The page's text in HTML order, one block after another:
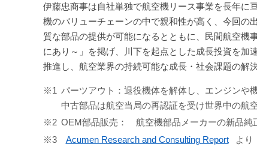
伊藤忠商事は自社単独で航空機リース事業を長年に
機のバリューチェーンの中で親和性が高く、今回の
質な部品の提供が可能になるとともに、民間航空機
にあり～」を掲げ、川下を起点とした成長投資を加
推進し、航空業界の持続可能な成長・社会課題の解
※1 パーツアウト：退役機体を解体し、エンジンや
中古部品は航空当局の再認証を受け世界中の航
※2 OEM部品販売： 航空機部品メーカーの新品純
※3
Acumen Research and Consulting Report より